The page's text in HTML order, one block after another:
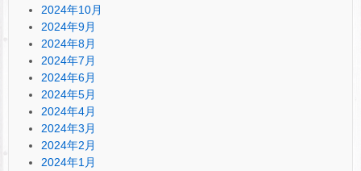
2024年10月
2024年9月
2024年8月
2024年7月
2024年6月
2024年5月
2024年4月
2024年3月
2024年2月
2024年1月